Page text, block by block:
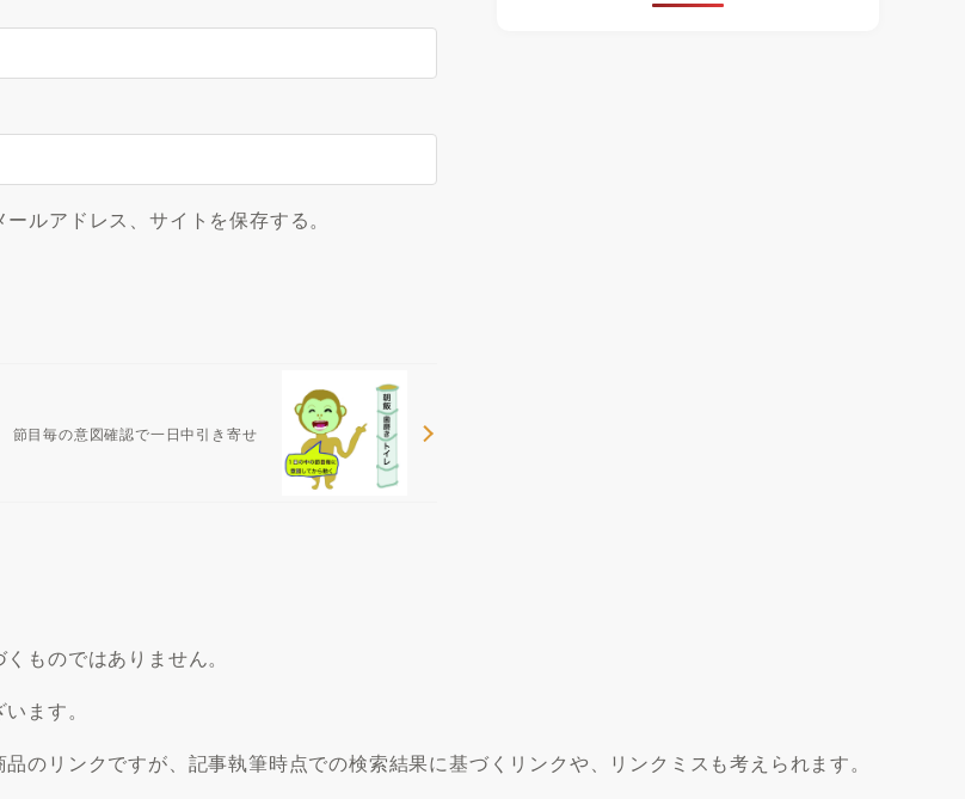
ルアドレス、サイトを保存する。
節目毎の意図確認で一日中引き寄せ
ものではありません。
ます。
のリンクですが、記事執筆時点での検索結果に基づくリンクや、リンクミスも考えられます。